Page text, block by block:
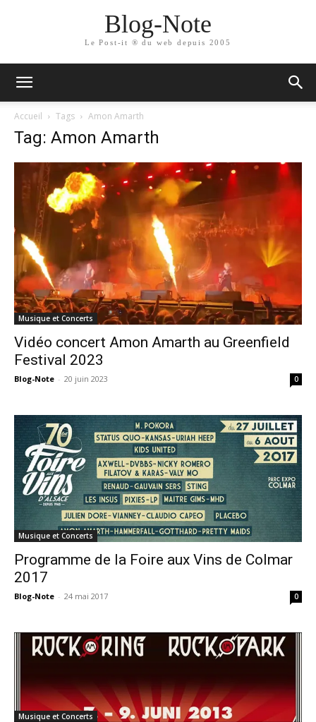
Blog-Note
Le Post-it ® du web depuis 2005
Accueil Tags Amon Amarth
Tag: Amon Amarth
Musique et Concerts
Vidéo concert Amon Amarth au Greenfield
Festival 2023
Blog-Note - 20 juin 2023 0
Musique et Concerts
Programme de la Foire aux Vins de Colmar
2017
Blog-Note - 24 mai 2017 0
Musique et Concerts